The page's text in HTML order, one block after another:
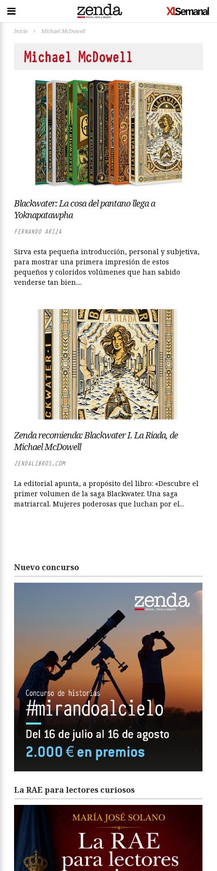
Inicio > Michael McDowell
Michael McDowell
Blackwater: La cosa del pantano llega a
Yoknapatawpha
FERNANDO ARIZA
Sirva esta pequeña introducción, personal y subjetiva,
para mostrar una primera impresión de estos
pequeños y coloridos volúmenes que han sabido
venderse tan bien....
Zenda recomienda: Blackwater I. La Riada, de
Michael McDowell
ZENDALIBROS.COM
La editorial apunta, a propósito del libro: «Descubre el
primer volumen de la saga Blackwater. Una saga
matriarcal. Mujeres poderosas que luchan por el...
Nuevo concurso
La RAE para lectores curiosos